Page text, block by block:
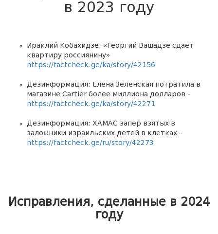
в 2023 году
Ираклий Кобахидзе: «Георгий Вашадзе сдает
квартиру россиянину»
https://factcheck.ge/ka/story/42156
Дезинформация: Елена Зеленская потратила в
магазине Cartier более миллиона долларов -
https://factcheck.ge/ka/story/42271
Дезинформация: ХАМАС запер взятых в
заложники израильских детей в клетках -
https://factcheck.ge/ru/story/42273
Исправления, сделанные в 2024
году